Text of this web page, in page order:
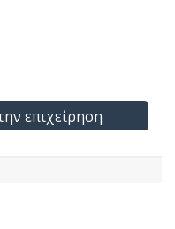
επιχείρηση